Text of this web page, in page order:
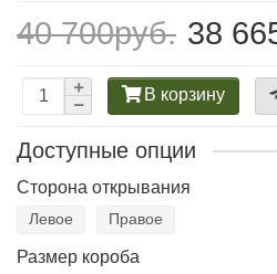
40 700руб. 38
В корзину
Доступные опции
Сторона открывания
Левое Правое
Размер короба